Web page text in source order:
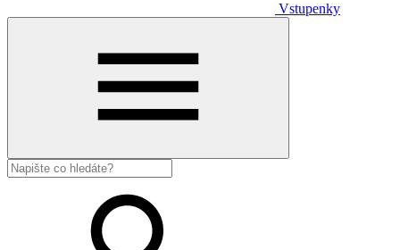
Vstupenky